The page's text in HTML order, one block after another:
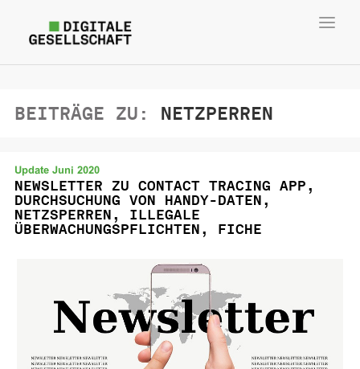
BEITRÄGE ZU: NETZPERREN
Update Juni 2020
NEWSLETTER ZU CONTACT TRACING APP,
DURCHSUCHUNG VON HANDY-DATEN,
NETZSPERREN, ILLEGALE
ÜBERWACHUNGSPFLICHTEN, FICHE